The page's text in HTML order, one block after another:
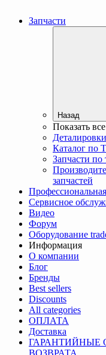
Запчасти
Назад
Показать все
Деталировки
Каталог
Запчасти по
запчастей
Сервисное
Видео
Форум
Оборудование
Информация
О компании
Блог
Бренды
Best sellers
Discounts
All categories
ОПЛАТА
Доставка
ГАРАНТИЙНЫЕ
ВОЗВРАТА